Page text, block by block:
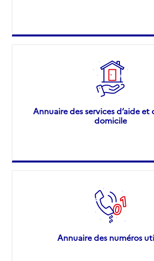
Annuaire des services d’aide et
domicile
Annuaire des numéros